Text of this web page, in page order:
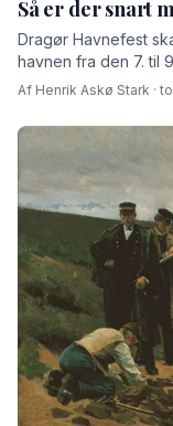
Så er der snart
Dragør Havnefest
havnen fra den 7. til
Af Henrik Askø Stark ·